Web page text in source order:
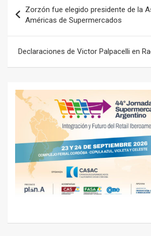
de
entradas
Zorzón fue elegido presidente de la
Américas de Supermercados
Declaraciones de Victor Palpacelli en